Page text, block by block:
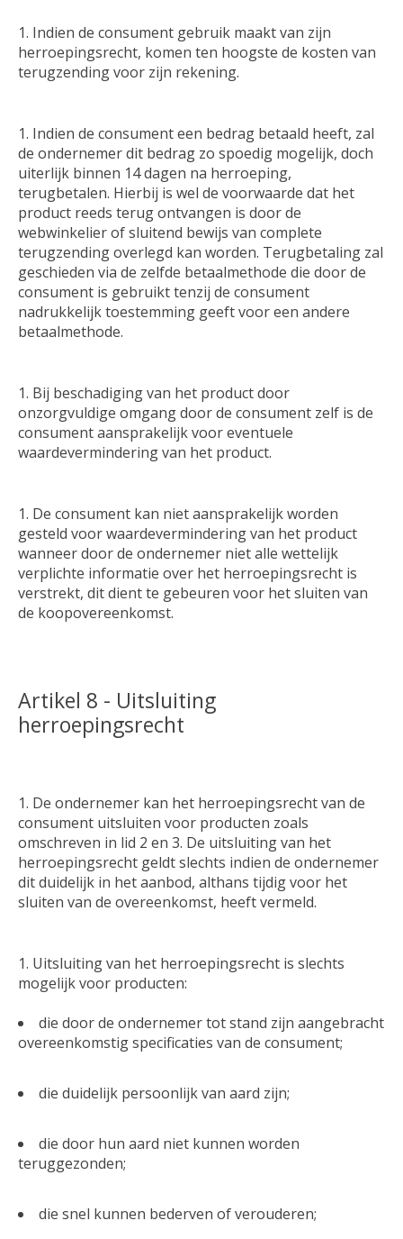
Indien de consument gebruik maakt van zijn
herroepingsrecht, komen ten hoogste de kosten van
terugzending voor zijn rekening.
Indien de consument een bedrag betaald heeft, zal
de ondernemer dit bedrag zo spoedig mogelijk, doch
uiterlijk binnen 14 dagen na herroeping,
terugbetalen. Hierbij is wel de voorwaarde dat het
product reeds terug ontvangen is door de
webwinkelier of sluitend bewijs van complete
terugzending overlegd kan worden. Terugbetaling zal
geschieden via de zelfde betaalmethode die door de
consument is gebruikt tenzij de consument
nadrukkelijk toestemming geeft voor een andere
betaalmethode.
Bij beschadiging van het product door
onzorgvuldige omgang door de consument zelf is de
consument aansprakelijk voor eventuele
waardevermindering van het product.
De consument kan niet aansprakelijk worden
gesteld voor waardevermindering van het product
wanneer door de ondernemer niet alle wettelijk
verplichte informatie over het herroepingsrecht is
verstrekt, dit dient te gebeuren voor het sluiten van
de koopovereenkomst.
Artikel 8 - Uitsluiting
herroepingsrecht
De ondernemer kan het herroepingsrecht van de
consument uitsluiten voor producten zoals
omschreven in lid 2 en 3. De uitsluiting van het
herroepingsrecht geldt slechts indien de ondernemer
dit duidelijk in het aanbod, althans tijdig voor het
sluiten van de overeenkomst, heeft vermeld.
Uitsluiting van het herroepingsrecht is slechts
mogelijk voor producten:
die door de ondernemer tot stand zijn aangebracht
overeenkomstig specificaties van de consument;
die duidelijk persoonlijk van aard zijn;
die door hun aard niet kunnen worden
teruggezonden;
die snel kunnen bederven of verouderen;